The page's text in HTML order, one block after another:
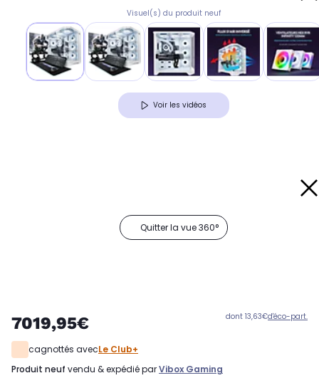
Visuel(s) du produit neuf
Voir les vidéos
Quitter la vue 360°
7019,95€ dont 13,63€d'éco-part.
cagnottés avecLe Club+
produit neuf vendu & expédié parVibox Gaming